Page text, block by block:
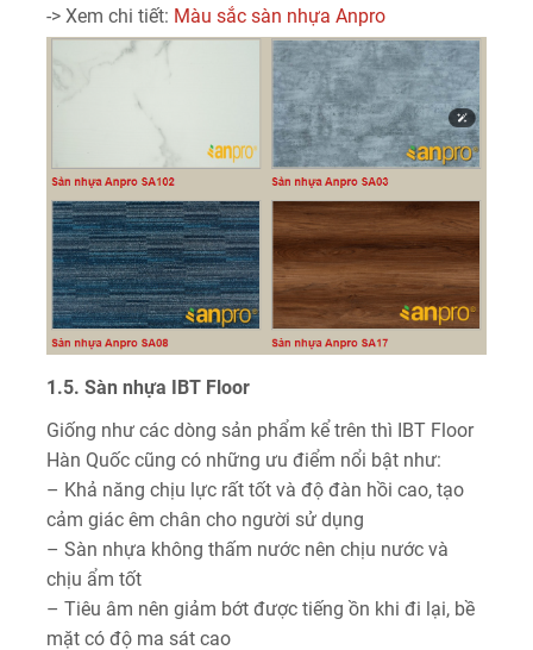
-> Xem chi tiết: Màu sắc sàn nhựa Anpro
1.5. Sàn nhựa IBT Floor
Giống như các dòng sản phẩm kể trên thì IBT Floor
Hàn Quốc cũng có những ưu điểm nổi bật như:
– Khả năng chịu lực rất tốt và độ đàn hồi cao, tạo
cảm giác êm chân cho người sử dụng
– Sàn nhựa không thấm nước nên chịu nước và
chịu ẩm tốt
– Tiêu âm nên giảm bớt được tiếng ồn khi đi lại, bề
mặt có độ ma sát cao